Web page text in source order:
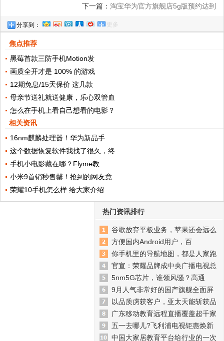
下一篇： 淘宝华为官方旗舰店5g版预约达到
分享到： 更多
焦点推荐
黑莓首款三防手机Motion发
画质全开才是 100% 的游戏
12期免息/15天保价 这几款
母亲节送礼就送健康，乐心双管血
怎么在手机上看自己想看的电影？
相关资讯
16nm麒麟处理器！华为新品手
这个数据恢复软件我找了很久，终
手机小电影藏在哪？Flyme教
小米9首销秒售罄！抢到的网友竟
荣耀10手机怎么样 给大家介绍
热门资讯排行
谷歌放弃平板业务，苹果还会远么
方便国内Android用户，百
你手机里的导航地图，都是人家跑
官宣：荣耀品牌成中央广播电视总
5nm5G芯片，谁领风骚？高通
9月人气非常好的国产旗舰全面屏
以品质虏获客户，亚太天能斩获品
广东移动教育远程直播覆盖超千家
五一去哪儿?飞利浦电视钜惠焕新
中国大家居教育平台给行业的一次